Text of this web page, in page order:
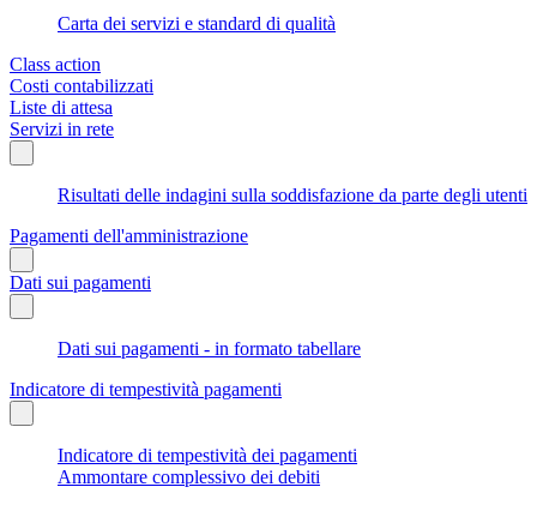
Carta dei servizi e standard di qualità
Class action
Costi contabilizzati
Liste di attesa
Servizi in rete
Risultati delle indagini sulla soddisfazione da parte degli utenti
Pagamenti dell'amministrazione
Dati sui pagamenti
Dati sui pagamenti - in formato tabellare
Indicatore di tempestività pagamenti
Indicatore di tempestività dei pagamenti
Ammontare complessivo dei debiti